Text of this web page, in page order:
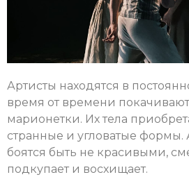
Артисты находятся в
время от времени
марионетки. Их тела
странные и угловатые формы.
боятся быть не красивыми,
подкупает и восхищает.